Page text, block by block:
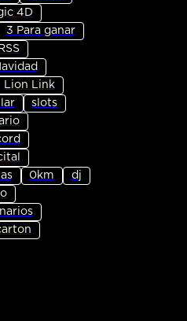
4D
3 Para ganar
Lion Link
slots
0km
dj